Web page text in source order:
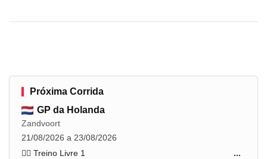
Próxima Corrida
GP da Holanda
Zandvoort
21/08/2026 a 23/08/2026
🏋️‍♂️ Treino Livre 1
...